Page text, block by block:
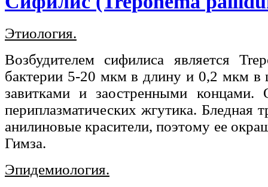
Этиология.
Возбудителем сифилиса является
бактерии 5-20 мкм в длину и 0,2 мкм
завитками и заостренными концами.
периплазматических жгутика. Бледная
анилиновые красители, поэтому ее
Гимза.
Эпидемиология.